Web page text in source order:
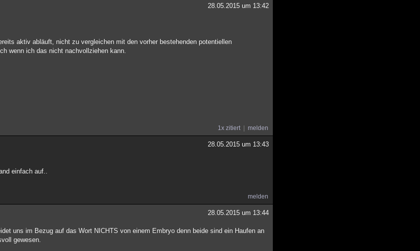
28.05.2015 um 13:42
aktiv abläuft, nicht zu vergleichen mit den vorher bestehenden potentiellen
wenn ich das nicht nachvollziehen kann.
1x zitiert melden
28.05.2015 um 13:43
einfach auf..
melden
28.05.2015 um 13:44
uns im Bezug auf das Wort NICHTS von einem Embryo denn beide sind ein Haufen an
gewesen.